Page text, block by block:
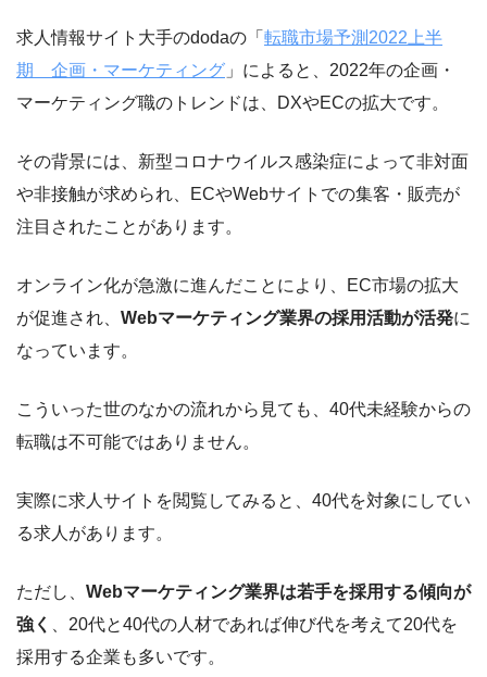
求人情報サイト大手のdodaの「 転職市場予測2022上半
期 企画・マーケティング 」によると、2022年の企画・
マーケティング職のトレンドは、DXやECの拡大です。
その背景には、新型コロナウイルス感染症によって非対面
や非接触が求められ、ECやWebサイトでの集客・販売が
注目されたことがあります。
オンライン化が急激に進んだことにより、EC市場の拡大
が促進され、 Webマーケティング業界の採用活動が活発に
なっています。
こういった世のなかの流れから見ても、40代未経験からの
転職は不可能ではありません。
実際に求人サイトを閲覧してみると、40代を対象にしてい
る求人があります。
ただし、 Webマーケティング業界は若手を採用する傾向が
強く
、20代と40代の人材であれば伸び代を考えて20代を
採用する企業も多いです。